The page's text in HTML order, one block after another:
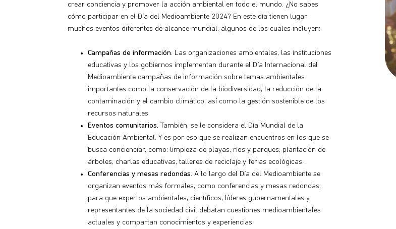
crear conciencia y promover la acción ambiental en todo el mundo. ¿No sabes
cómo participar en el Día del Medioambiente 2024? En este día tienen lugar
muchos eventos diferentes de alcance mundial, algunos de los cuales incluyen:
Campañas de información. Las organizaciones ambientales, las instituciones
educativas y los gobiernos implementan durante el Día Internacional del
Medioambiente campañas de información sobre temas ambientales
importantes como la conservación de la biodiversidad, la reducción de la
contaminación y el cambio climático, así como la gestión sostenible de los
recursos naturales.
Eventos comunitarios. También, se le considera el Día Mundial de la
Educación Ambiental. Y es por eso que se realizan encuentros en los que se
busca concienciar, como: limpieza de playas, ríos y parques, plantación de
árboles, charlas educativas, talleres de reciclaje y ferias ecológicas.
Conferencias y mesas redondas. A lo largo del Día del Medioambiente se
organizan eventos más formales, como conferencias y mesas redondas,
para que expertos ambientales, científicos, líderes gubernamentales y
representantes de la sociedad civil debatan cuestiones medioambientales
actuales y compartan conocimientos y experiencias.